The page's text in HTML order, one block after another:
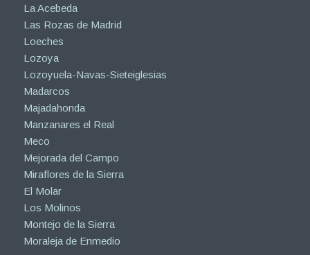
La Acebeda
Las Rozas de Madrid
Loeches
Lozoya
Lozoyuela-Navas-Sieteiglesias
Madarcos
Majadahonda
Manzanares el Real
Meco
Mejorada del Campo
Miraflores de la Sierra
El Molar
Los Molinos
Montejo de la Sierra
Moraleja de Enmedio